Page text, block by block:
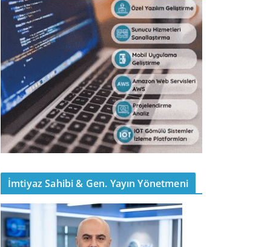
İmtiyaz Sahibi & Gen. Yayın Yönetmeni